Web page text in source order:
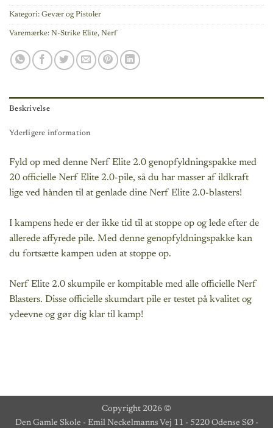
Kategori: Gevær og Pistoler
Varemærke: N-Strike Elite, Nerf
Beskrivelse
Yderligere information
Fyld op med denne Nerf Elite 2.0 genopfyldningspakke med
20 officielle Nerf Elite 2.0-pile, så du har masser af ildkraft
lige ved hånden til at genlade dine Nerf Elite 2.0-blasters!
I kampens hede er der ikke tid til at stoppe op og lede efter de
allerede affyrede pile. Med denne genopfyldningspakke kan
du fortsætte kampen uden at stoppe op.
Nerf Elite 2.0 skumpile er kompitable med alle officielle Nerf
Blasters. Disse officielle skumdart pile er testet på kvalitet og
ydeevne og gør dig klar til kamp!
Copyright 2026 ©
Den Gamle Skole - Emil Neckelmanns Vej 11 - 5220 Odense SØ -